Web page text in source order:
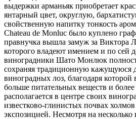
выдержки арманьяк приобретает
янтарный цвет, округлую,
свойственную напитку тонкость
Chateau de Monluc было куплено
правнучка вышла замуж за Виктора
которого владеют имением и по сей
виноградники Шато Монлюк
сохраняя традиционную кажущуюся
виноградных лоз, благодаря которой
больше питательных веществ и
располагается в центре своих
известково-глинистых почвах
экспозицией. Несмотря на несколько